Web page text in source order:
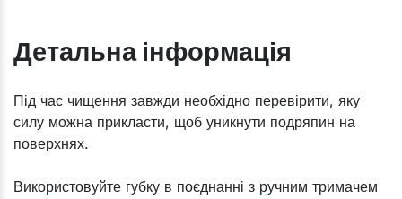
Детальна інформація
Під час чищення завжди необхідно перевірити, яку
силу можна прикласти, щоб уникнути подряпин на
поверхнях.
Використовуйте губку в поєднанні з ручним тримачем